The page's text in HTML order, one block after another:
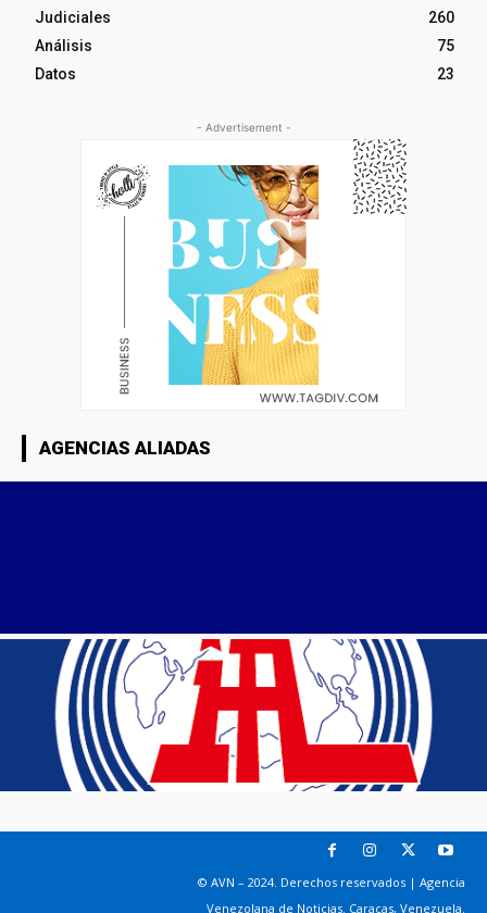
Judiciales
260
Análisis
75
Datos
23
- Advertisement -
AGENCIAS ALIADAS
© AVN – 2024. Derechos reservados | Agencia
Venezolana de Noticias. Caracas, Venezuela.